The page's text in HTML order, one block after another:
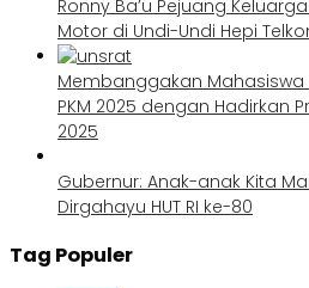
Ronny Ba’u Pejuang
Motor di Undi-Undi Hepi
Membanggakan Mahasiswa
PKM 2025 dengan Hadirkan
2025
Gubernur: Anak-anak Kita
Dirgahayu HUT RI ke-80
Tag Populer